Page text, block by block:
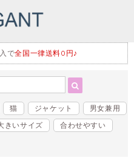
で全国一律送料0円♪
猫 ジャケット
男女兼用
きいサイズ
合わせやすい